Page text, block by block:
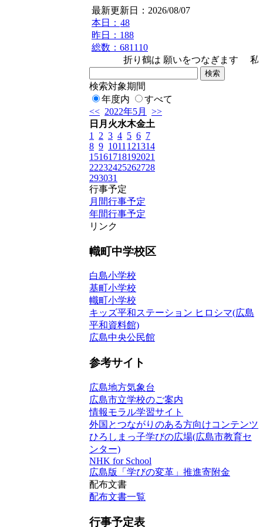
最新更新日：2026/08/07
本日： 48
昨日：188
総数：681110
折り鶴は 願いをつなぎます 私たち
検索対象期間
年度内
すべて
<< 2022年5月
>>
日 月 火水木金土
1
2 3 4 5 6 7
8 9 1011 121314
15161718192021
22232425262728
293031
行事予定
月間行事予定
年間行事予定
リンク
幟町中学校区
白島小学校
基町小学校
幟町小学校
キッズ平和ステーション ヒロシマ(広島
平和資料館)
広島中央公民館
参考サイト
広島地方気象台
広島市立学校のご案内
情報モラル学習サイト
外国とつながりのある方向けコンテンツ
ひろしまっ子学びの広場(広島市教育セ
ンター)
NHK for School
広島版「学びの変革」推進寄附金
配布文書
配布文書一覧
行事予定表